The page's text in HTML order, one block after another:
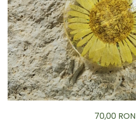
Brățară
Bijuterii copii
Colier / Pandantiv
Colier de prietenie
Brățară
Accesorii păr
Broșă
Bijuterii argint
70,00 RON